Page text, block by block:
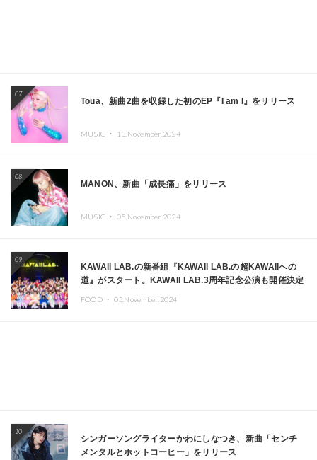
07
Toua、新曲2曲を収録した初のEP『I am I』をリリース
MUSIC ・ 13.November.2024
08
MANON、新曲「成長痛」をリリース
MUSIC ・ 05.November.2024
09
KAWAII LAB.の新番組『KAWAII LAB.の超KAWAIIへの
道』がスタート。KAWAII LAB.3周年記念公演も開催決定
FOOD ・ 05.November.2024
10
シンガーソングライターかわにしなつき、新曲「センチ
メンタルとホットコーヒー」をリリース